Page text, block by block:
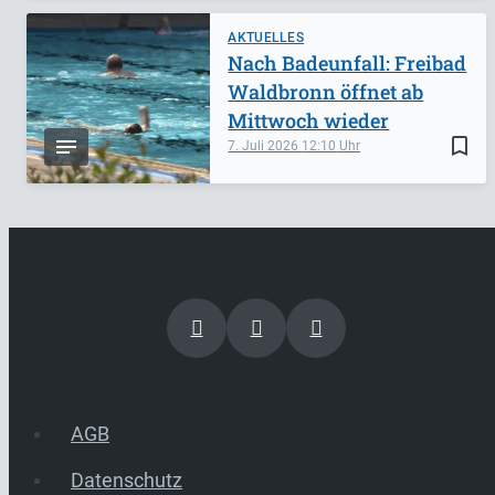
AKTUELLES
bookmark_border
7. Juli 2026 12:10
Nach Badeunfall: Freibad
Waldbronn öffnet ab
Mittwoch wieder
AGB
Datenschutz